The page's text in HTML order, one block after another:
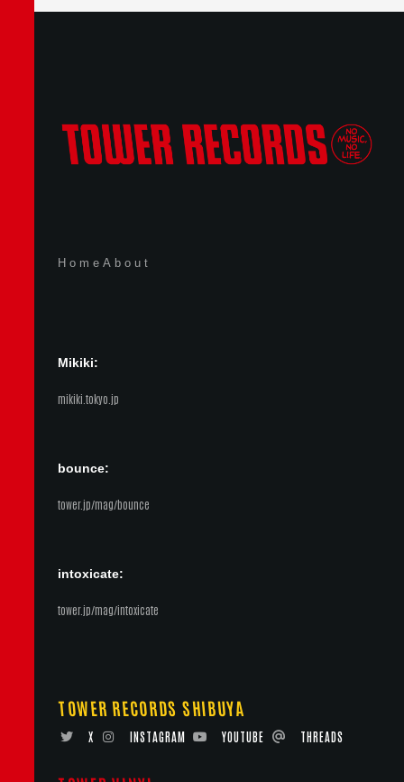
Home About
Mikiki:
mikiki.tokyo.jp
bounce:
tower.jp/mag/bounce
intoxicate:
tower.jp/mag/intoxicate
TOWER RECORDS SHIBUYA
X INSTAGRAM YOUTUBE THREADS